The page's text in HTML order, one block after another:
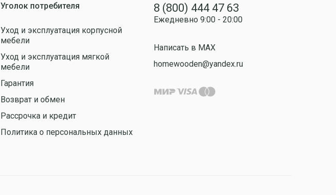
Уголок потребителя
Уход и эксплуатация корпусной
мебели
Уход и эксплуатация мягкой
мебели
Гарантия
Возврат и обмен
Рассрочка и кредит
Политика о персональных данных
8 (800) 444 47 63
Ежедневно 9:00 - 20:00
Написать в MAX
homewooden@yandex.ru